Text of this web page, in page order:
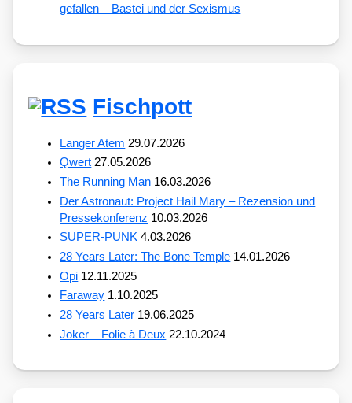
gefallen – Bastei und der Sexismus
Fischpott
Langer Atem 29.07.2026
Qwert 27.05.2026
The Running Man 16.03.2026
Der Astronaut: Project Hail Mary – Rezension und
Pressekonferenz 10.03.2026
SUPER-PUNK 4.03.2026
28 Years Later: The Bone Temple 14.01.2026
Opi 12.11.2025
Faraway 1.10.2025
28 Years Later 19.06.2025
Joker – Folie à Deux 22.10.2024